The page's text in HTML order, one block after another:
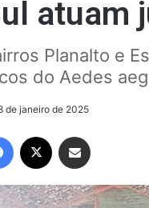
atuam
Planalto e
do Aedes
de janeiro de 2025
Facebook